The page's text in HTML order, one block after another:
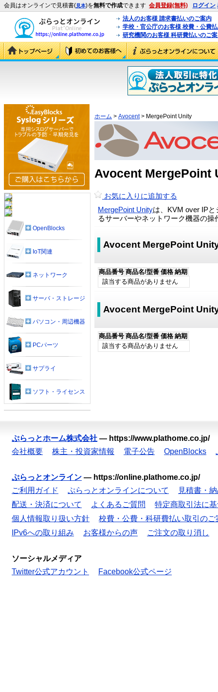
会員はオンラインで見積書(見本)を無料で作成できます 会員登録(無料) ログイン
法人のお客様 請求書払いのご案内
学校・官公庁のお客様 校費・公費
研究機関のお客様 科研費払いのご
ホーム > Avocent> MergePoint Unity
Avocent MergePoint
お気に入りに追加する
MergePoint Unityは、KVM over IP
るサーバーやネットワーク機器の
Avocent MergePoint
商品番号 商品名/型番 価格 納期
該当する商品がありません
Avocent MergePoint
商品番号 商品名/型番 価格 納期
該当する商品がありません
OpenBlocks
IoT関連
ネットワーク
サーバ・ストレージ
パソコン・周辺機器
PCパーツ
サプライ
ソフト・ライセンス
ぷらっとホーム株式会社 — https://www.plathome.co.jp/
会社概要
株主・投資家情報 電子公告 OpenBlocks
ぷらっとオンライン — https://online.plathome.co.jp/
ご利用ガイド
ぷらっとオンラインについて
見積書・
配送・決済について
よくあるご質問
特定商取引法に
個人情報取り扱い方針
校費・公費・科研費払い取引のご
IPv6への取り組み
お客様からの声 ご注文の取り消し
ソーシャルメディア
Twitter公式アカウント
Facebook公式ページ